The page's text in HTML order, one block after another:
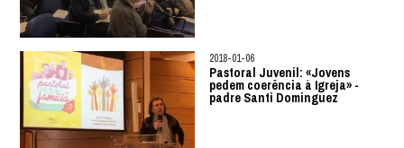
2018-01-06
Pastoral Juvenil: «Jovens
pedem coerência à Igreja» -
padre Santi Dominguez